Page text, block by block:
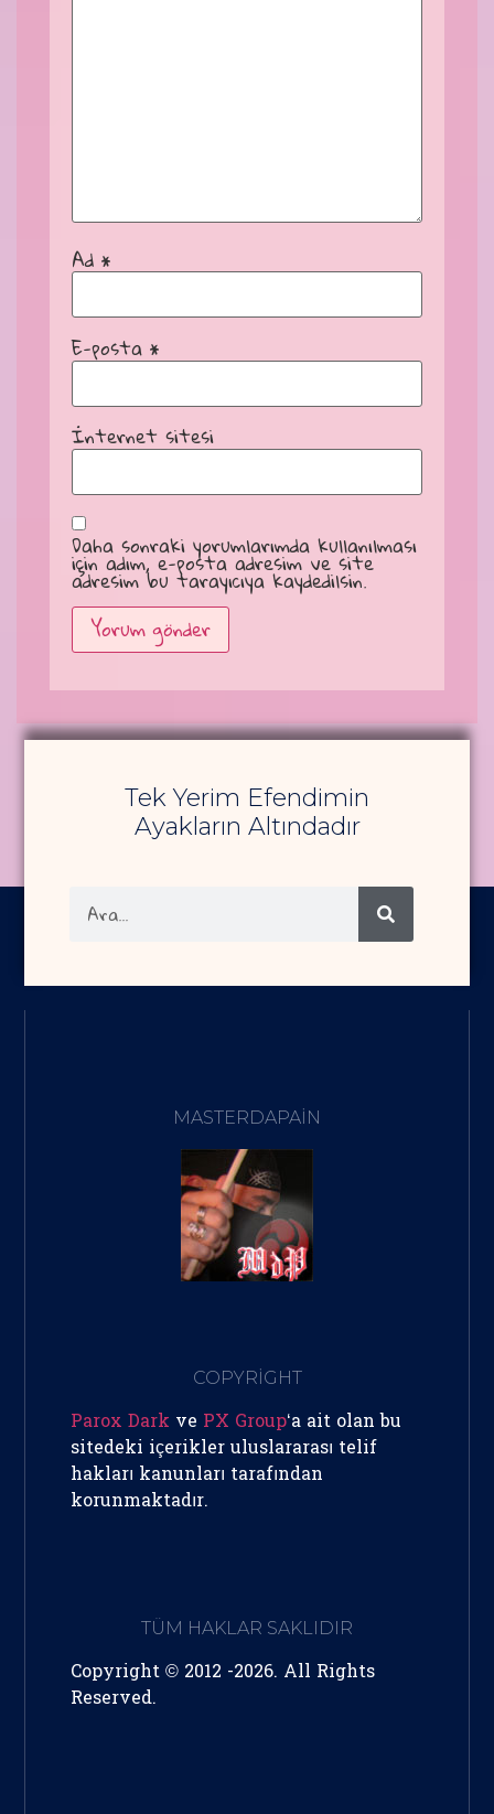
Ad *
E-posta *
İnternet sitesi
Daha sonraki yorumlarımda kullanılması
için adım, e-posta adresim ve site
adresim bu tarayıcıya kaydedilsin.
Alternative:
Tek Yerim Efendimin
Ayakların Altındadır
MASTERDAPAIN
COPYRİGHT
Parox Dark ve PX Group‘a ait olan bu
sitedeki içerikler uluslararası telif
hakları kanunları tarafından
korunmaktadır.
TÜM HAKLAR SAKLIDIR
Copyright © 2012 -2026. All Rights
Reserved.